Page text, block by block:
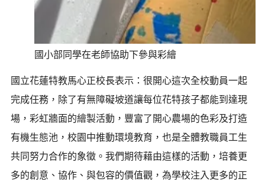
國小部同學在老師協助下參與彩繪
國立花蓮特教馬心正校長表示：很開心這次全校動員一起
完成任務，除了有無障礙坡道讓每位花特孩子都能到達現
場，彩虹牆面的繪製活動，豐富了開心農場的色彩及打造
有機生態池，校園中推動環境教育，也是全體教職員工生
共同努力合作的象徵。我們期待藉由這樣的活動，培養更
多的創意、協作、與包容的價值觀，為學校注入更多的正